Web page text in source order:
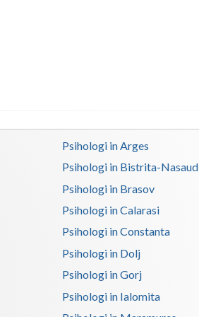
Covasna
Dolj
Galati
Giurgiu
Gorj
Psihologi in Arges
Psihologi in Bistrita-Nasaud
Psihologi in Brasov
Psihologi in Calarasi
Psihologi in Constanta
Psihologi in Dolj
Psihologi in Gorj
Psihologi in Ialomita